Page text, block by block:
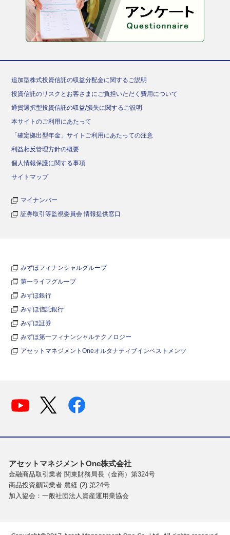
追加型株式投資信託の収益分配金に関するご説明
投資信託のリスクとお客さまにご負担いただく費用について
通貨選択型投資信託の収益/損失に関するご説明
本サイトのご利用にあたって
「確定拠出型年金」サイトご利用にあたっての注意
利益相反管理方針の概要
個人情報保護に関する事項
サイトマップ
マイナンバー
証券取引等監視委員会 情報提供窓口
みずほフィナンシャルグループ
第一ライフグループ
みずほ銀行
みずほ信託銀行
みずほ証券
みずほ第一フィナンシャルテクノロジー
アセットマネジメントOneオルタナティブインベストメンツ
アセットマネジメントOne株式会社
金融商品取引業者 関東財務局長（金商）第324号
商品投資顧問業者 農経 (2) 第24号
加入協会：一般社団法人資産運用業協会